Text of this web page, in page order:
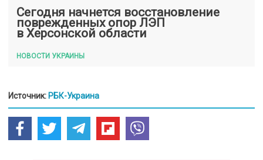
Сегодня начнется восстановление
поврежденных опор ЛЭП
в Херсонской области
НОВОСТИ УКРАИНЫ
Источник: РБК-Украина